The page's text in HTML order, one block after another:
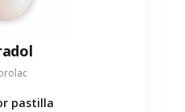
pastilla